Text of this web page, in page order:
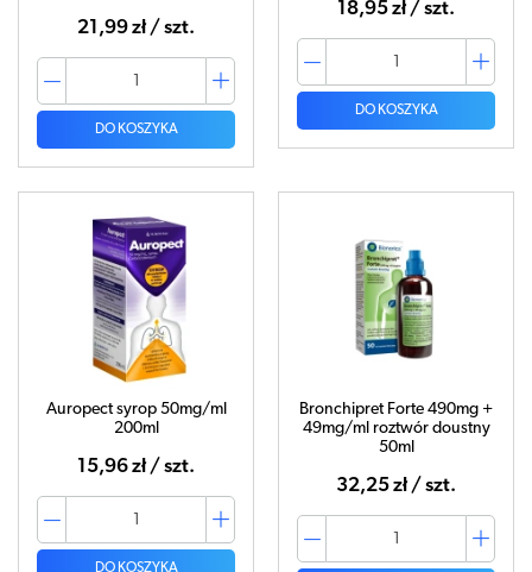
21,99 zł / szt.
DO KOSZYKA
18,95 zł / szt.
DO KOSZYKA
Auropect syrop 50mg/ml
200ml
15,96 zł / szt.
DO KOSZYKA
Bronchipret Forte 490mg +
49mg/ml roztwór doustny
50ml
32,25 zł / szt.